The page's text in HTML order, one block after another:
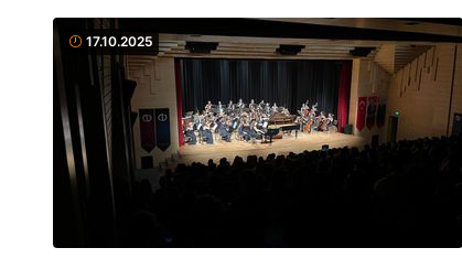
17.10.2025